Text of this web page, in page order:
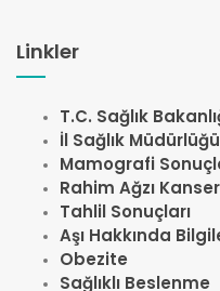
Linkler
T.C. Sağlık
İl Sağlık Müdürlüğü
Mamografi
Rahim Ağzı
Tahlil Sonuçları
Aşı Hakkında
Obezite
Sağlıklı Beslenme